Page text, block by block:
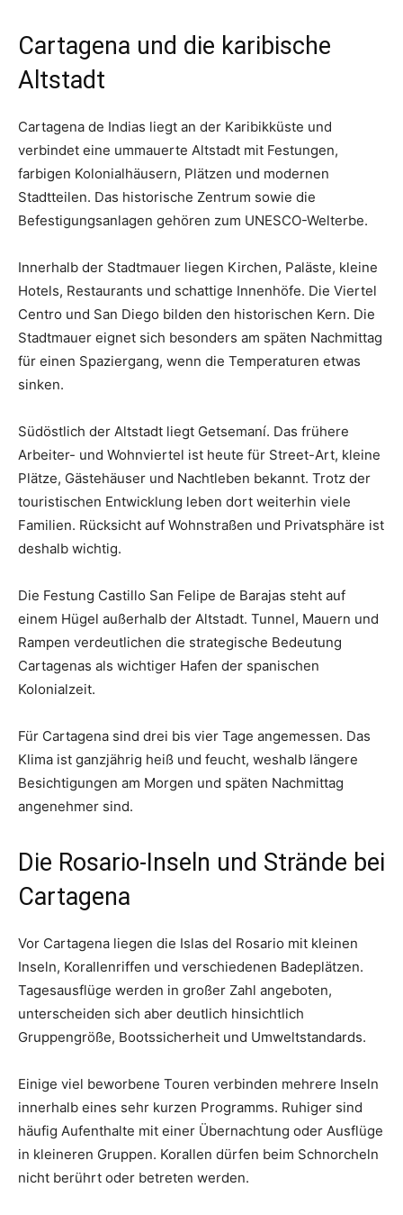
Cartagena und die karibische
Altstadt
Cartagena de Indias liegt an der Karibikküste und
verbindet eine ummauerte Altstadt mit Festungen,
farbigen Kolonialhäusern, Plätzen und modernen
Stadtteilen. Das historische Zentrum sowie die
Befestigungsanlagen gehören zum UNESCO-Welterbe.
Innerhalb der Stadtmauer liegen Kirchen, Paläste, kleine
Hotels, Restaurants und schattige Innenhöfe. Die Viertel
Centro und San Diego bilden den historischen Kern. Die
Stadtmauer eignet sich besonders am späten Nachmittag
für einen Spaziergang, wenn die Temperaturen etwas
sinken.
Südöstlich der Altstadt liegt Getsemaní. Das frühere
Arbeiter- und Wohnviertel ist heute für Street-Art, kleine
Plätze, Gästehäuser und Nachtleben bekannt. Trotz der
touristischen Entwicklung leben dort weiterhin viele
Familien. Rücksicht auf Wohnstraßen und Privatsphäre ist
deshalb wichtig.
Die Festung Castillo San Felipe de Barajas steht auf
einem Hügel außerhalb der Altstadt. Tunnel, Mauern und
Rampen verdeutlichen die strategische Bedeutung
Cartagenas als wichtiger Hafen der spanischen
Kolonialzeit.
Für Cartagena sind drei bis vier Tage angemessen. Das
Klima ist ganzjährig heiß und feucht, weshalb längere
Besichtigungen am Morgen und späten Nachmittag
angenehmer sind.
Die Rosario-Inseln und Strände bei
Cartagena
Vor Cartagena liegen die Islas del Rosario mit kleinen
Inseln, Korallenriffen und verschiedenen Badeplätzen.
Tagesausflüge werden in großer Zahl angeboten,
unterscheiden sich aber deutlich hinsichtlich
Gruppengröße, Bootssicherheit und Umweltstandards.
Einige viel beworbene Touren verbinden mehrere Inseln
innerhalb eines sehr kurzen Programms. Ruhiger sind
häufig Aufenthalte mit einer Übernachtung oder Ausflüge
in kleineren Gruppen. Korallen dürfen beim Schnorcheln
nicht berührt oder betreten werden.